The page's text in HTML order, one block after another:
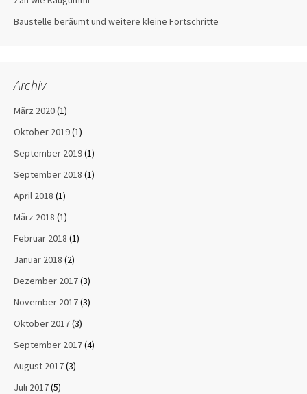
Baustelle beräumt und weitere kleine Fortschritte
Archiv
März 2020(1)
Oktober 2019(1)
September 2019(1)
September 2018 (1)
April 2018 (1)
März 2018 (1)
Februar 2018 (1)
Januar 2018 (2)
Dezember 2017(3)
November 2017(3)
Oktober 2017(3)
September 2017(4)
August 2017(3)
Juli 2017(5)